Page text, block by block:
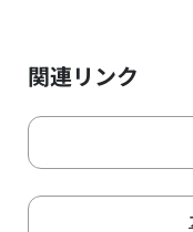
関連リンク